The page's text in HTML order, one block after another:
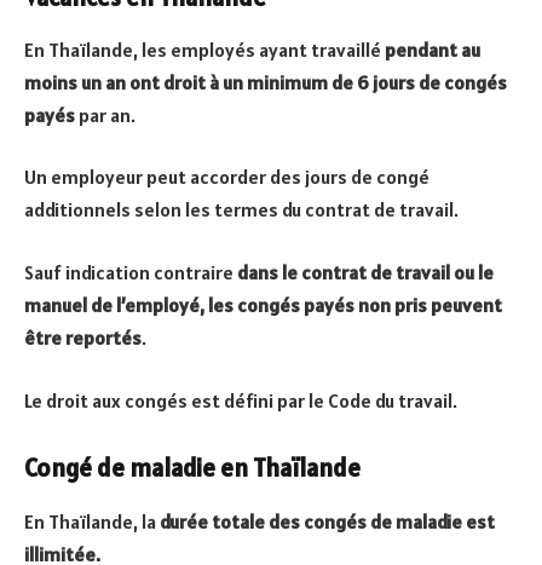
En Thaïlande, les employés ayant travaillé pendant au
moins un an ont droit à un minimum de 6 jours de congés
payés par an.
Un employeur peut accorder des jours de congé
additionnels selon les termes du contrat de travail.
Sauf indication contraire dans le contrat de travail ou le
manuel de l’employé, les congés payés non pris peuvent
être reportés.
Le droit aux congés est défini par le Code du travail.
Congé de maladie en Thaïlande
En Thaïlande, la durée totale des congés de maladie est
illimitée.